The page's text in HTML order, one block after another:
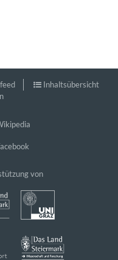
Inhaltsübersicht
von